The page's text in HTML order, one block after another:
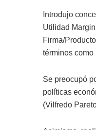
Introdujo
Utilidad
Firma/
términos
Se preocupó
políticas
(Vilfredo